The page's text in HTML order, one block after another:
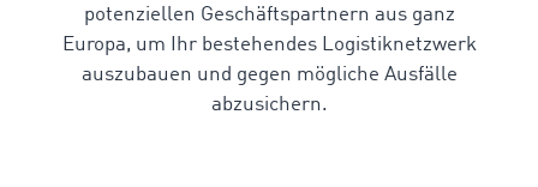
potenziellen Geschäftspartnern aus ganz
Europa, um Ihr bestehendes Logistiknetzwerk
auszubauen und gegen mögliche Ausfälle
abzusichern.